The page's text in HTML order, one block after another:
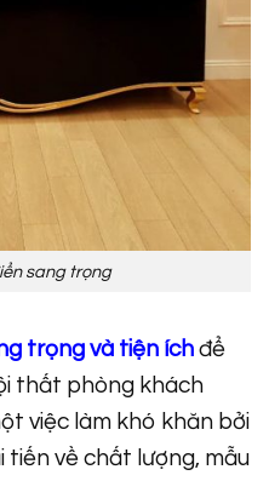
sang trọng
trọng và tiện ích để
thất phòng khách
việc làm khó khăn bởi
tiến về chất lượng, mẫu